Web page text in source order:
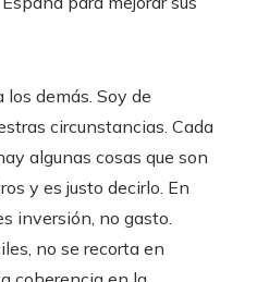
los demás. Soy de
circunstancias. Cada
algunas cosas que son
y es justo decirlo. En
inversión, no gasto.
no se recorta en